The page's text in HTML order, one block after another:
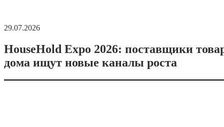
29.07.2026
HouseHold Expo 2026: поставщики
дома ищут новые каналы роста